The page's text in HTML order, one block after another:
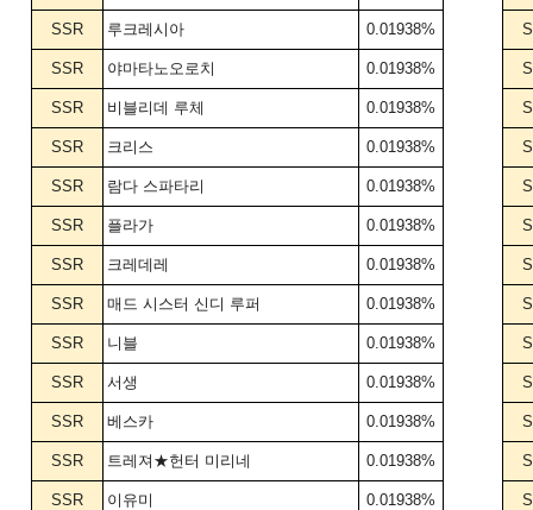
SSR 루크레시아 0.01938%
SSR 야마타노오로치 0.01938%
SSR 비블리데 루체 0.01938%
SSR 크리스 0.01938%
SSR 람다 스파타리 0.01938%
SSR 플라가 0.01938%
SSR 크레데레 0.01938%
SSR 매드 시스터 신디 루퍼 0.01938%
SSR 니블 0.01938%
SSR 서생 0.01938%
SSR 베스카 0.01938%
SSR 트레져★헌터 미리네 0.01938%
SSR 이유미 0.01938%